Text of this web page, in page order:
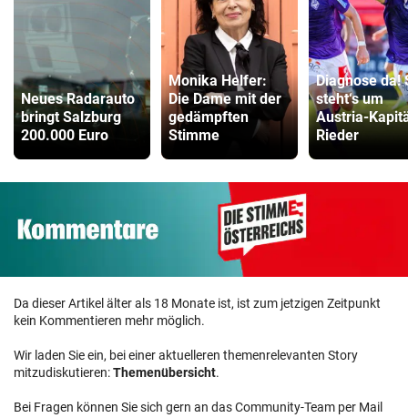
Neues Radarauto
bringt Salzburg
200.000 Euro
Monika Helfer:
Die Dame mit der
gedämpften
Stimme
Diagnose da!
steht‘s um
Austria-
Rieder
Da dieser Artikel älter als 18 Monate ist, ist zum jetzigen Zeitpunkt
kein Kommentieren mehr möglich.
Wir laden Sie ein, bei einer aktuelleren themenrelevanten Story
mitzudiskutieren:Themenübersicht.
Bei Fragen können Sie sich gern an das Community-Team per Mail